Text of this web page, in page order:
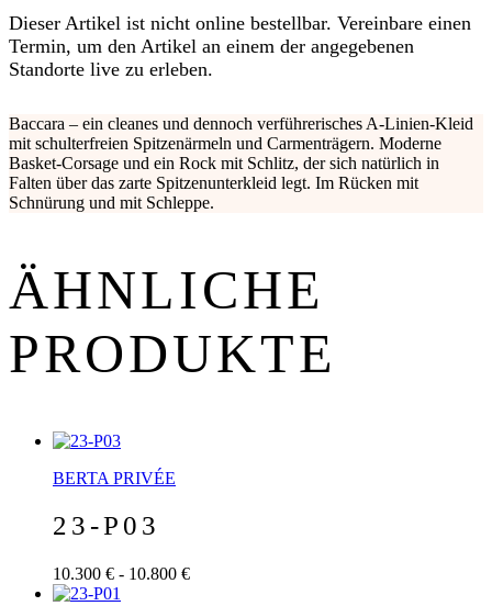
Dieser Artikel ist nicht online bestellbar. Vereinbare einen
Termin, um den Artikel an einem der angegebenen
Standorte live zu erleben.
Baccara – ein cleanes und dennoch verführerisches A-Linien-Kleid
mit schulterfreien Spitzenärmeln und Carmenträgern. Moderne
Basket-Corsage und ein Rock mit Schlitz, der sich natürlich in
Falten über das zarte Spitzenunterkleid legt. Im Rücken mit
Schnürung und mit Schleppe.
ÄHNLICHE
PRODUKTE
BERTA PRIVÉE
23-P03
10.300 € - 10.800 €